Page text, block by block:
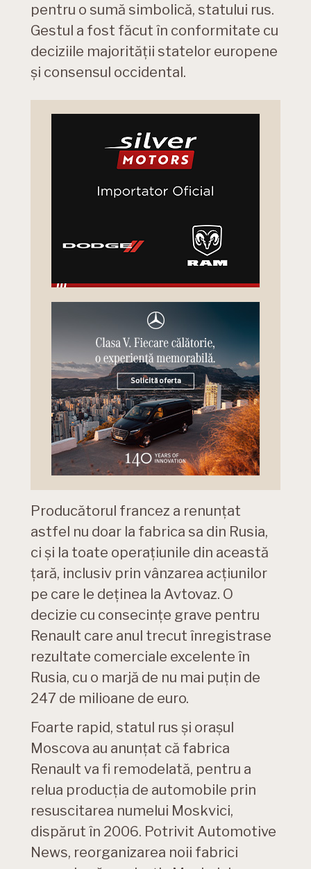
pentru o sumă simbolică, statului rus.
Gestul a fost făcut în conformitate cu
deciziile majorității statelor europene
și consensul occidental.
Producătorul francez a renunțat
astfel nu doar la fabrica sa din Rusia,
ci și la toate operațiunile din această
țară, inclusiv prin vânzarea acțiunilor
pe care le deținea la Avtovaz. O
decizie cu consecințe grave pentru
Renault care anul trecut înregistrase
rezultate comerciale excelente în
Rusia, cu o marjă de nu mai puțin de
247 de milioane de euro.
Foarte rapid, statul rus și orașul
Moscova au anunțat că fabrica
Renault va fi remodelată, pentru a
relua producția de automobile prin
resuscitarea numelui Moskvici,
dispărut în 2006. Potrivit Automotive
News, reorganizarea noii fabrici